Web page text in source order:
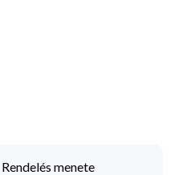
Rendelés menete